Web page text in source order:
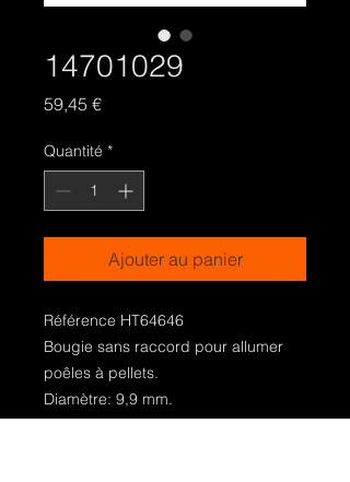
14701029
59,45 €Prix
Quantité *
Ajouter au panier
Référence HT64646
Bougie sans raccord pour allumer
poêles à pellets.
Diamètre: 9,9 mm.
Longueur totale: 170 mm.